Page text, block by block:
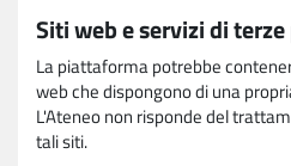
Siti web e servizi di
La piattaforma potrebbe
web che dispongono di una
L'Ateneo non risponde del
tali siti.